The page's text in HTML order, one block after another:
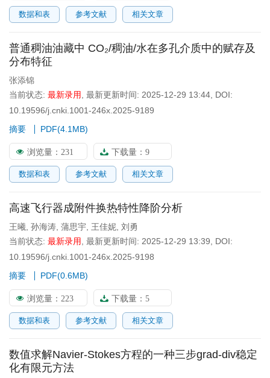
数据和表 参考文献 相关文章
普通稠油油藏中 CO₂/稠油/水在多孔介质中的赋存及
分布特征
张添锦
当前状态: 最新录用 最新更新时间: 2025-12-29 13:44 DOI:
10.19596/j.cnki.1001-246x.2025-9189
摘要
PDF(4.1MB)
浏览量： 231 下载量： 9
数据和表 参考文献 相关文章
高速飞行器成附件换热特性降阶分析
王曦 孙海涛 蒲思宇 王佳妮 刘勇
当前状态: 最新录用 最新更新时间: 2025-12-29 13:39
DOI:
10.19596/j.cnki.1001-246x.2025-9198
摘要
PDF(0.6MB)
浏览量： 223 下载量： 5
数据和表 参考文献 相关文章
数值求解Navier-Stokes方程的一种三步grad-div稳定
化有限元方法